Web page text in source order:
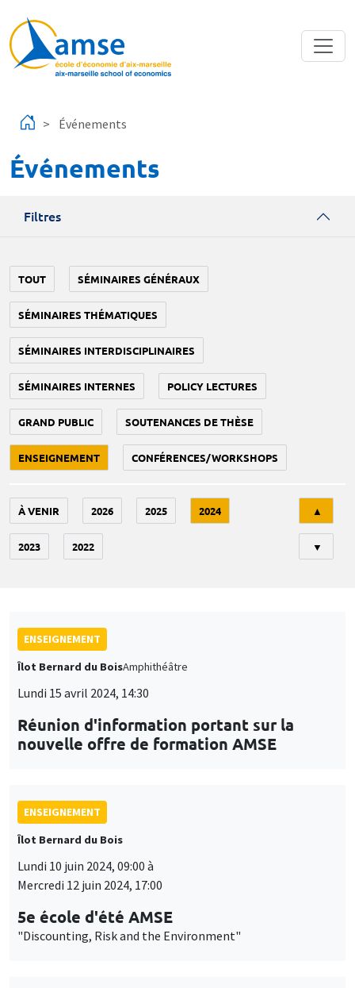
Événements
Événements
Filtres
TOUT SÉMINAIRES GÉNÉRAUX
SÉMINAIRES THÉMATIQUES
SÉMINAIRES INTERDISCIPLINAIRES
SÉMINAIRES INTERNES POLICY LECTURES
GRAND PUBLIC SOUTENANCES DE THÈSE
ENSEIGNEMENT CONFÉRENCES/WORKSHOPS
À VENIR 2026 2025 2024
2023 2022
▲
▼
ENSEIGNEMENT
Îlot Bernard du BoisAmphithéâtre
Lundi 15 avril 2024, 14:30
Réunion d'information portant sur la
nouvelle offre de formation AMSE
ENSEIGNEMENT
Îlot Bernard du Bois
Lundi 10 juin 2024, 09:00 à
Mercredi 12 juin 2024, 17:00
5e école d'été AMSE
"Discounting, Risk and the Environment"